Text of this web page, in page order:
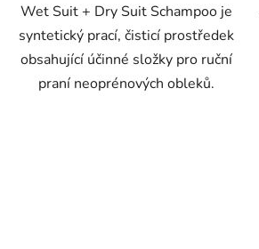
Wet Suit + Dry Suit Schampoo je
syntetický prací, čisticí prostředek
obsahující účinné složky pro ruční
praní neoprénových obleků.